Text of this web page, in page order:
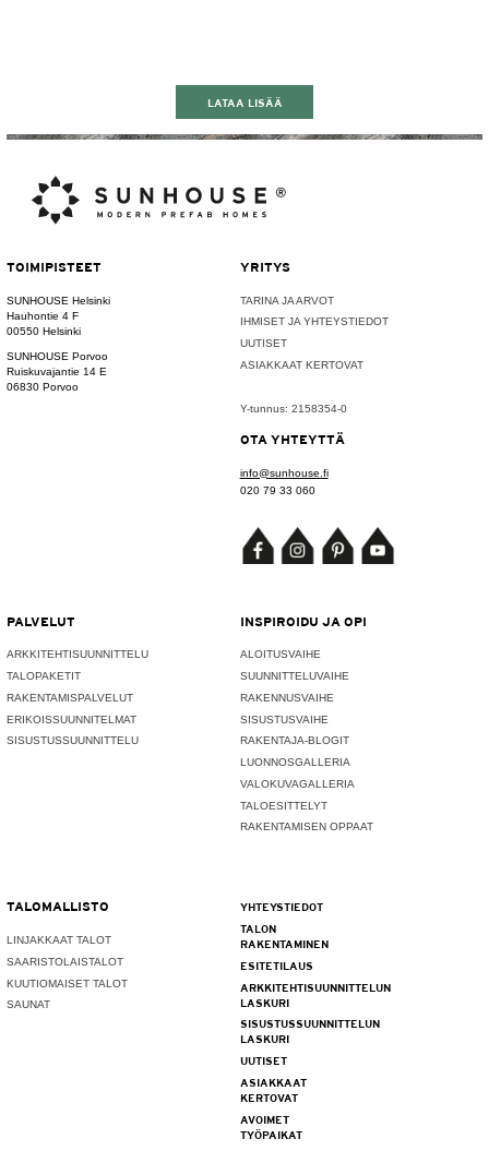
LATAA LISÄÄ
TOIMIPISTEET
SUNHOUSE Helsinki
Hauhontie 4 F
00550 Helsinki
SUNHOUSE Porvoo
Ruiskuvajantie 14 E
06830 Porvoo
YRITYS
TARINA JA ARVOT
IHMISET JA YHTEYSTIEDOT
UUTISET
ASIAKKAAT KERTOVAT
Y-tunnus: 2158354-0
OTA YHTEYTTÄ
info@sunhouse.fi
020 79 33 060
PALVELUT
ARKKITEHTISUUNNITTELU
TALOPAKETIT
RAKENTAMISPALVELUT
ERIKOISSUUNNITELMAT
SISUSTUSSUUNNITTELU
INSPIROIDU JA OPI
ALOITUSVAIHE
SUUNNITTELUVAIHE
RAKENNUSVAIHE
SISUSTUSVAIHE
RAKENTAJA-BLOGIT
LUONNOSGALLERIA
VALOKUVAGALLERIA
TALOESITTELYT
RAKENTAMISEN OPPAAT
TALOMALLISTO
LINJAKKAAT TALOT
SAARISTOLAISTALOT
KUUTIOMAISET TALOT
SAUNAT
YHTEYSTIEDOT
TALON
RAKENTAMINEN
ESITETILAUS
ARKKITEHTISUUNNITTELUN
LASKURI
SISUSTUSSUUNNITTELUN
LASKURI
UUTISET
ASIAKKAAT
KERTOVAT
AVOIMET
TYÖPAIKAT